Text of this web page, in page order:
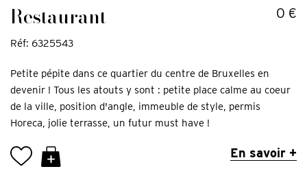
Restaurant 0 €
Réf: 6325543
Petite pépite dans ce quartier du centre de Bruxelles en
devenir ! Tous les atouts y sont : petite place calme au coeur
de la ville, position d'angle, immeuble de style, permis
Horeca, jolie terrasse, un futur must have !
En savoir +